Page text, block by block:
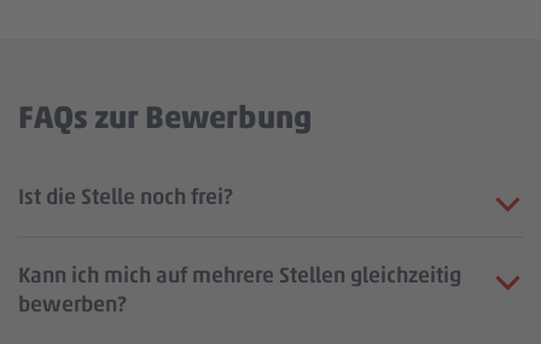
FAQs zur Bewerbung
Ist die Stelle noch frei?
Kann ich mich auf mehrere Stellen gleichzeitig
bewerben?